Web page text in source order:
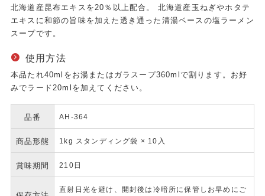
北海道産昆布エキスを20％以上配合。 北海道産玉ねぎやホタテ
エキスに和節の旨味を加えた透き通った清湯ベースの塩ラーメン
スープです。
使用方法
本品たれ40mlをお湯またはガラスープ360mlで割ります。お好
みでラード20mlを加えてください。
品番 AH-364
商品形態 1kg スタンディング袋 × 10入
賞味期間 210日
直射日光を避け、開封後は冷暗所に保管しお早めにご